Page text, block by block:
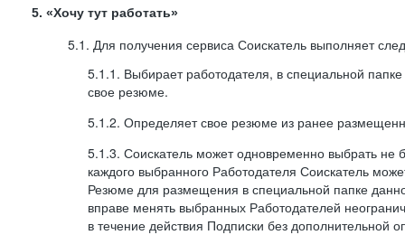
5. «Хочу тут работать»
5.1. Для получения сервиса Соискатель выполняет
5.1.1. Выбирает работодателя, в специальной папке
свое резюме.
5.1.2. Определяет свое резюме из ранее
5.1.3. Соискатель может одновременно выбрать не
каждого выбранного Работодателя Соискатель
Резюме для размещения в специальной папке
вправе менять выбранных Работодателей
в течение действия Подписки без дополнительной